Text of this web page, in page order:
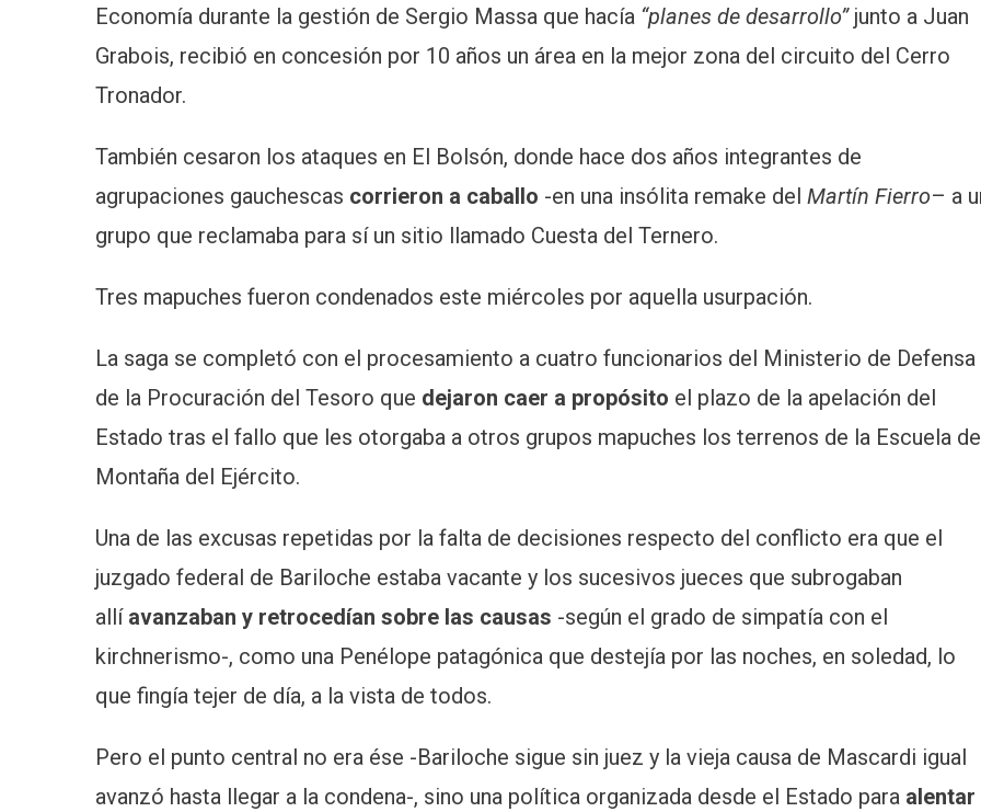
Economía durante la gestión de Sergio Massa que hacía “planes de desarrollo”junto a Juan
Grabois, recibió en concesión por 10 años un área en la mejor zona del circuito del Cerro
Tronador.
También cesaron los ataques en El Bolsón, donde hace dos años integrantes de
agrupaciones gauchescas corrieron a caballo -en una insólita remake del Martín Fierro– a
grupo que reclamaba para sí un sitio llamado Cuesta del Ternero.
Tres mapuches fueron condenados este miércoles por aquella usurpación.
La saga se completó con el procesamiento a cuatro funcionarios del Ministerio de Defensa
de la Procuración del Tesoro que dejaron caer a propósito el plazo de la apelación del
Estado tras el fallo que les otorgaba a otros grupos mapuches los terrenos de la Escuela de
Montaña del Ejército.
Una de las excusas repetidas por la falta de decisiones respecto del conflicto era que el
juzgado federal de Bariloche estaba vacante y los sucesivos jueces que subrogaban
allí avanzaban y retrocedían sobre las causas -según el grado de simpatía con el
kirchnerismo-, como una Penélope patagónica que destejía por las noches, en soledad, lo
que fingía tejer de día, a la vista de todos.
Pero el punto central no era ése -Bariloche sigue sin juez y la vieja causa de Mascardi igual
avanzó hasta llegar a la condena-, sino una política organizada desde el Estado para alentar